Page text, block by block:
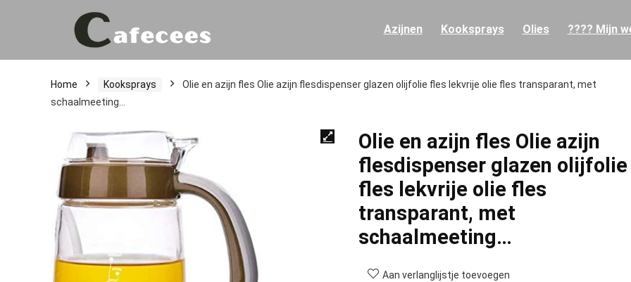
Azijnen Kooksprays Olies ???? Mijn
Home Kooksprays
Olie en azijn fles Olie azijn flesdispenser glazen olijfolie fles lekvrije olie fles transparant, met
schaalmeeting…
Olie en azijn fles Olie azijn
flesdispenser glazen olijfolie
fles lekvrije olie fles
transparant, met
schaalmeeting…
Aan verlanglijstje toevoegen